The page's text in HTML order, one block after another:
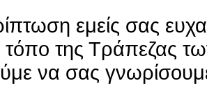
εμείς σας
τόπο της Τράπεζας
να σας